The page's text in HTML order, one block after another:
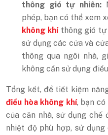
thông gió tự nhiên:
phép, bạn có thể xem
không khíthông gió tự
sử dụng các cửa và
thông qua ngôi nhà,
không cần sử dụng
Tổng kết, để tiết kiệm
điều hòa không khí, bạn
của căn nhà, sử dụng
nhiệt độ phù hợp, sử